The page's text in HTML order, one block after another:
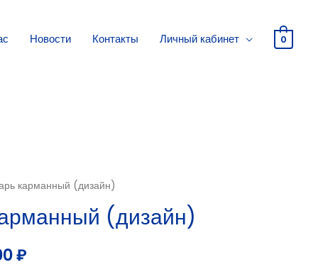
Новости Контакты Личный кабинет 0
карманный (дизайн)
(дизайн)
₽